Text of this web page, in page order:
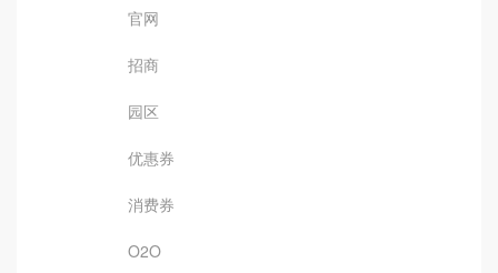
官网
招商
园区
优惠券
消费券
O2O